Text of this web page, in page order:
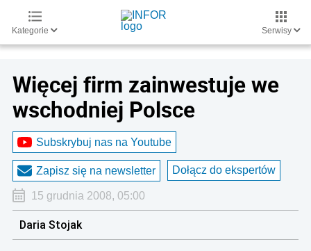
Kategorie Serwisy
Więcej firm zainwestuje we
wschodniej Polsce
Subskrybuj nas na Youtube
Zapisz się na newsletter Dołącz do ekspertów
15 grudnia 2008, 05:00
Daria Stojak